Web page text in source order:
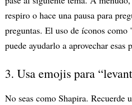
respiro o hace una pausa para
preguntas. El uso de íconos como
puede ayudarlo a aprovechar esas
3. Usa emojis para
No seas como Shapira. Recuerde